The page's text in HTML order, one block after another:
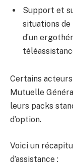
Support et
situations de
d’un
Certains
Mutuelle
leurs packs
d’option.
Voici un
d’assistance :